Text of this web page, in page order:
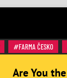
FARMA ČESKO
Are You